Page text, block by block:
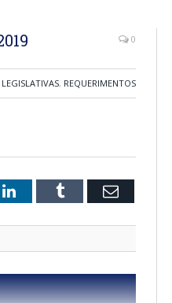
0
, REQUERIMENTOS
LinkedInTumblr Email